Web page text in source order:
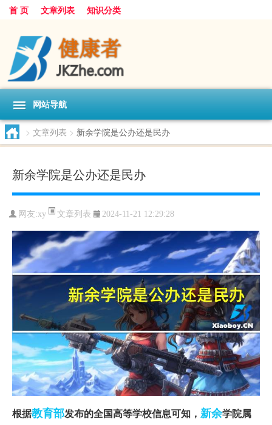
首 页 文章列表 知识分类
网站导航
> 文章列表 > 新余学院是公办还是民办
新余学院是公办还是民办
网友:xy 文章列表 2024-11-21 12:29:28
根据教育部发布的全国高等学校信息可知， 新余学院属